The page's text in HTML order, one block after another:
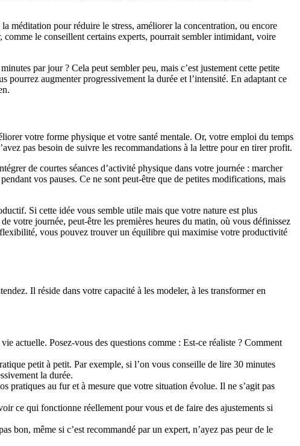
méditation pour réduire le stress, améliorer la concentration, ou encore
le conseillent certains experts, pourrait sembler intimidant, voire
par jour ? Cela peut sembler peu, mais c’est justement cette petite
augmenter progressivement la durée et l’intensité. En adaptant ce
votre forme physique et votre santé mentale. Or, votre emploi du temps
pas besoin de suivre les recommandations à la lettre pour en tirer profit.
de courtes séances d’activité physique dans votre journée : marcher
vos pauses. Ce ne sont peut-être que de petites modifications, mais
Si cette idée vous semble utile mais que votre nature est plus
votre journée, peut-être les premières heures du matin, où vous définissez
vous pouvez trouver un équilibre qui maximise votre productivité
Il réside dans votre capacité à les modeler, à les transformer en
actuelle. Posez-vous des questions comme : Est-ce réaliste ? Comment
petit à petit. Par exemple, si l’on vous conseille de lire 30 minutes
la durée.
pratiques au fur et à mesure que votre situation évolue. Il ne s’agit pas
ce qui fonctionne réellement pour vous et de faire des ajustements si
bon, même si c’est recommandé par un expert, n’ayez pas peur de le